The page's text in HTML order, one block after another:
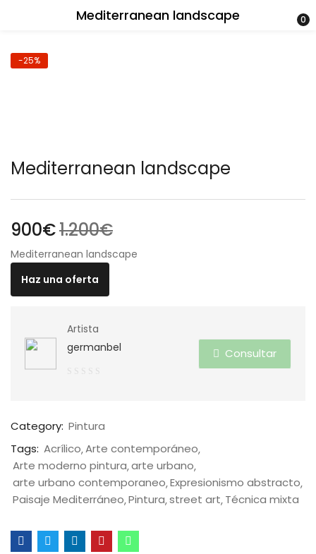
Mediterranean landscape 0
-25%
Mediterranean landscape
900€1.200€
Mediterranean landscape
Haz una oferta
Artista
germanbel
5
Consultar
Category: Pintura
Tags: Acrílico Arte contemporáneo
Arte moderno pintura arte urbano
arte urbano contemporaneo Expresionismo abstracto
Paisaje Mediterráneo Pintura street art Técnica mixta